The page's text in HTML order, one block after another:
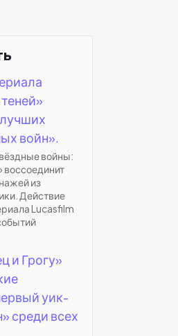
войн».
войны:
воссоединит
из
Действие
Lucasfilm
и Грогу»
уик-
среди всех